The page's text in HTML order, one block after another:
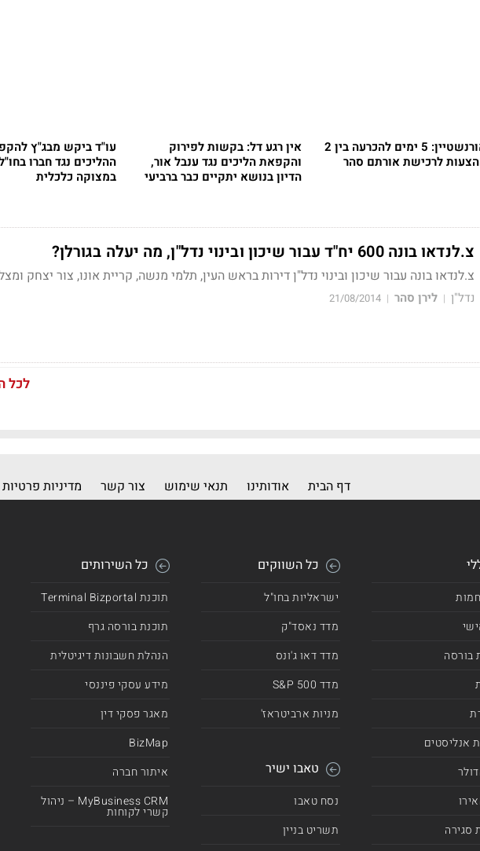
אורנשטיין: 5 ימים להכרעה בין 2
לרכישת אורתם סהר
אין רגע דל: בקשות לפירוק
והקפאת הליכים נגד ענבל אור,
הדיון בנושא יתקיים כבר ברביעי
עו"ד ביקש מבג"ץ
ההליכים נגד חברו
במצוקה כלכלית
צ.לנדאו בונה 600 יח"ד עבור שיכון ובינוי נדל"ן, מה יעלה בגורלן?
צ.לנדאו בונה עבור שיכון ובינוי נדל"ן דירות בראש העין, תלמי מנשה, קריית אונו, צור יצחק
נדל"ן | לירן סהר |
21/08/2014
לכל
דף הבית אודותינו תנאי שימוש צור קשר מדיניות פרטיות
בורסה
אנליסטים
סגירה
כל השווקים
ישראליות בחו"ל
מדד נאסד"ק
מדד דאו ג'ונס
מדד 500 S&P
מניות ארביטראז'
טאבו ישיר
נסח טאבו
תשריט בניין
כל השירותים
תוכנת Terminal Bizportal
תוכנת בורסה גרף
הנהלת חשבונות דיגיטלית
מידע עסקי פיננסי
מאגר פסקי דין
BizMap
איתור חברה
MyBusiness CRM – ניהול
קשרי לקוחות